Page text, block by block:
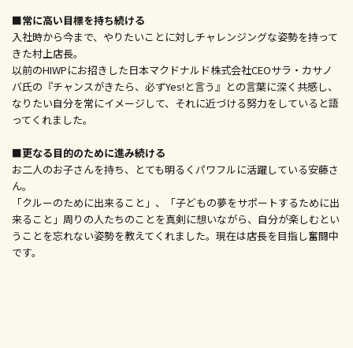
■常に高い目標を持ち続ける
入社時から今まで、やりたいことに対しチャレンジングな姿勢を持って
きた村上店長。
以前のHIWPにお招きした日本マクドナルド株式会社CEOサラ・カサノ
バ氏の『チャンスがきたら、必ずYes!と言う』との言葉に深く共感し、
なりたい自分を常にイメージして、それに近づける努力をしていると語
ってくれました。
■更なる目的のために進み続ける
お二人のお子さんを持ち、とても明るくパワフルに活躍している安藤さ
ん。
「クルーのために出来ること」、「子どもの夢をサポートするために出
来ること」周りの人たちのことを真剣に想いながら、自分が楽しむとい
うことを忘れない姿勢を教えてくれました。現在は店長を目指し奮闘中
です。